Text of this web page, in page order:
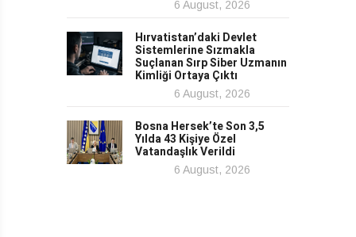
6 August, 2026
Hırvatistan’daki Devlet
Sistemlerine Sızmakla
Suçlanan Sırp Siber Uzmanın
Kimliği Ortaya Çıktı
6 August, 2026
Bosna Hersek’te Son 3,5
Yılda 43 Kişiye Özel
Vatandaşlık Verildi
6 August, 2026